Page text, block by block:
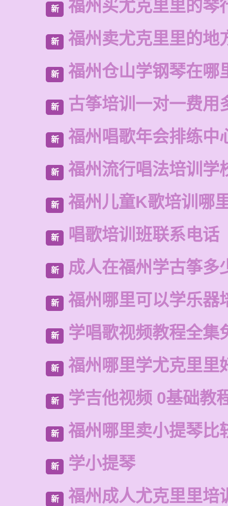
新 福州买尤克里里的琴
新 福州卖尤克里里的地
新 福州仓山学钢琴在哪
新 古筝培训一对一费用
新 福州唱歌年会排练中
新 福州流行唱法培训学
新 福州儿童K歌培训哪
新 唱歌培训班联系电话
新 成人在福州学古筝多
新 福州哪里可以学乐器
新 学唱歌视频教程全集
新 福州哪里学尤克里里
新 学吉他视频 0基础教
新 福州哪里卖小提琴比
新 学小提琴
新 福州成人尤克里里培